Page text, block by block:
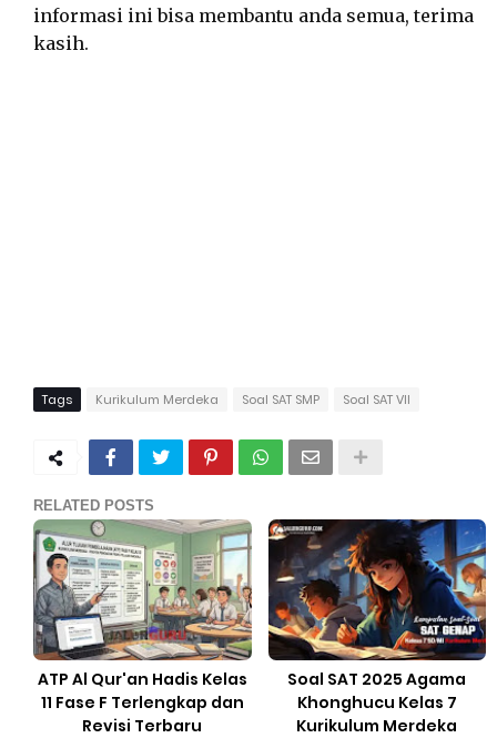
informasi ini bisa membantu anda semua, terima
kasih.
Tags Kurikulum Merdeka Soal SAT SMP Soal SAT VII
RELATED POSTS
ATP Al Qur'an Hadis Kelas
11 Fase F Terlengkap dan
Revisi Terbaru
Soal SAT 2025 Agama
Khonghucu Kelas 7
Kurikulum Merdeka